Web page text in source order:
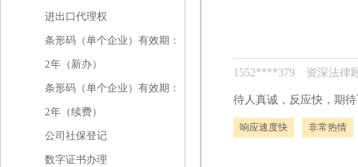
进出口代理权
条形码（单个企业）有效期：
2年（新办）
条形码（单个企业）有效期：
2年（续费）
公司社保登记
数字证书办理
1552****379 资深法律
待人真诚，反应快，期
响应速度快 非常热情